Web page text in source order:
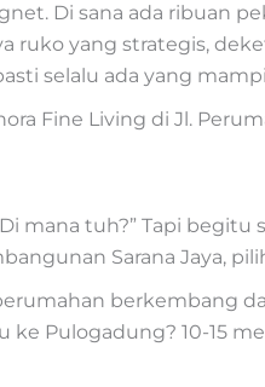
Di sana ada ribuan
ruko yang strategis,
selalu ada yang
Fine Living di Jl.
mana tuh?” Tapi
Sarana Jaya,
berkembang
ke Pulogadung? 10-15